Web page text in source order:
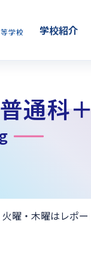
学校紹介
通科
火曜・木曜はレポ